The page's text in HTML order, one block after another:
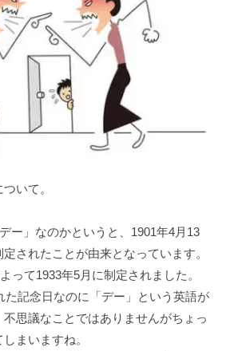
いて。
ー」なのかというと、1901年4月13
されたことが由来となっています。
って1933年5月に制定されました。
た記念日なのに「デー」という英語が
思議なことではありませんがちょっ
まいますね。